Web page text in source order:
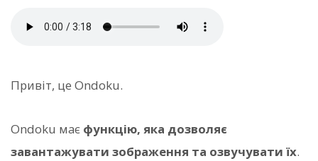
Привіт, це Ondoku.
Ondoku має функцію, яка дозволяє
завантажувати зображення та озвучувати їх.